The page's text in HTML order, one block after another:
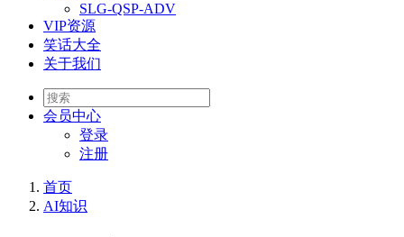
SLG-QSP-ADV
VIP资源
笑话大全
关于我们
会员中心
登录
注册
首页
AI知识